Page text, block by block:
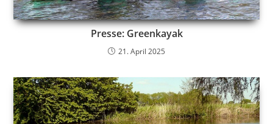
Presse: Greenkayak
21. April 2025